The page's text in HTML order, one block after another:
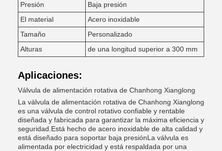
Presión
Baja presión
El material
Acero inoxidable
Tamaño
Personalizado
Alturas
de una longitud superior a 300 mm
Aplicaciones:
Válvula de alimentación rotativa de Chanhong Xianglong
La válvula de alimentación rotativa de Chanhong Xianglong
es una válvula de control rotativo confiable y rentable
diseñada y fabricada para garantizar la máxima eficiencia y
seguridad.Está hecho de acero inoxidable de alta calidad y
está diseñado para soportar baja presiónLa válvula es
alimentada por electricidad y está respaldada por una